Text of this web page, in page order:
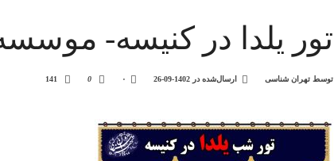
تور یلدا در کنیسه-
توسط تهران شناسی ارسال‌شده در 1402-09-26 ۰ 0